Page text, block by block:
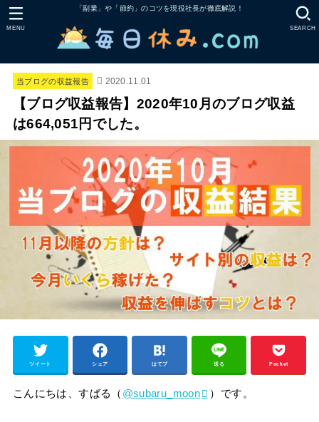
「副業」や「節約」のコツを現役社長が徹底解説！
SEARCH
MENU
当ブログの収益報告 2020.11.01
【ブログ収益報告】2020年10月のブログ収益
は664,051円でした。
ツイート シェア はてブ 送る Pocket
こんにちは、すばる（ @subaru_moon ）です。